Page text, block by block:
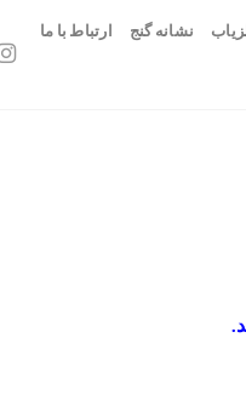
نشانه گنج ارتباط با ما